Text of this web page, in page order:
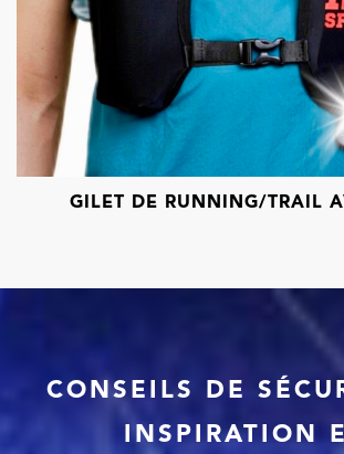
GILET DE RUNNING/TRAIL
CONSEILS DE
INSPIRATION